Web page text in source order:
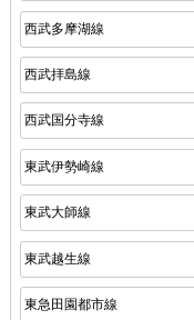
西武多摩湖線
西武拝島線
西武国分寺線
東武伊勢崎線
東武大師線
東武越生線
東急田園都市線